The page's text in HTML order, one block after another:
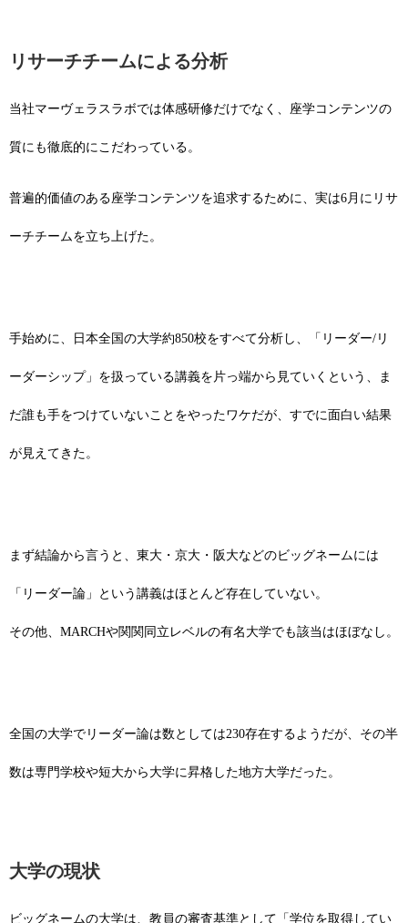
リサーチチームによる分析
当社マーヴェラスラボでは体感研修だけでなく、座学コンテンツの
質にも徹底的にこだわっている。
普遍的価値のある座学コンテンツを追求するために、実は6月にリサ
ーチチームを立ち上げた。
手始めに、日本全国の大学約850校をすべて分析し、「リーダー/リ
ーダーシップ」を扱っている講義を片っ端から見ていくという、ま
だ誰も手をつけていないことをやったワケだが、すでに面白い結果
が見えてきた。
まず結論から言うと、東大・京大・阪大などのビッグネームには
「リーダー論」という講義はほとんど存在していない。
その他、MARCHや関関同立レベルの有名大学でも該当はほぼなし。
全国の大学でリーダー論は数としては230存在するようだが、その半
数は専門学校や短大から大学に昇格した地方大学だった。
大学の現状
ビッグネームの大学は、教員の審査基準として「学位を取得してい